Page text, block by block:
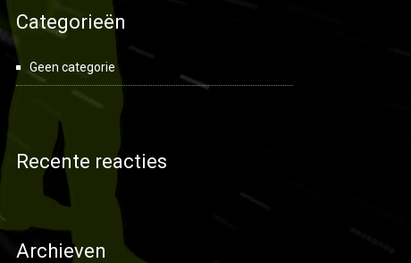
Categorieën
Geen categorie
Recente reacties
Archieven